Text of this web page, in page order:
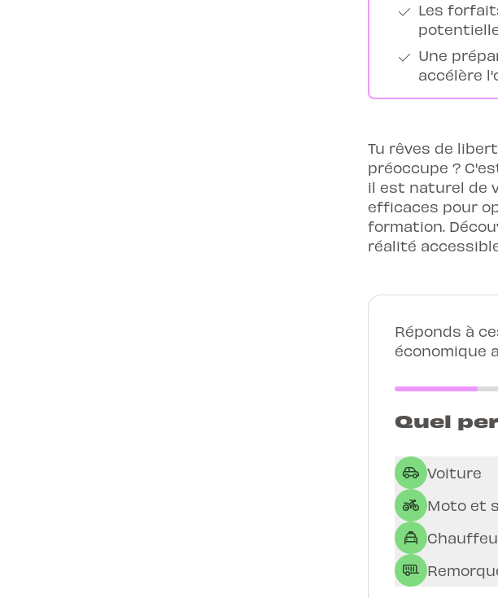
Les
Une
accélère
Tu rêves de
préoccupe ?
il est naturel de
efficaces pour
formation.
réalité
Réponds à
économique
Quel
Voiture
Moto et